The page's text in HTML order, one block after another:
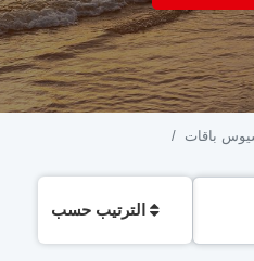
باقات
الترتيب حسب